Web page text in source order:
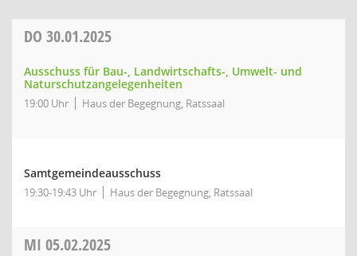
DO 30.01.2025
Ausschuss für Bau-, Landwirtschafts-, Umwelt- und
Naturschutzangelegenheiten
19:00 Uhr Haus der Begegnung, Ratssaal
Samtgemeindeausschuss
19:30-19:43 Uhr Haus der Begegnung, Ratssaal
MI 05.02.2025